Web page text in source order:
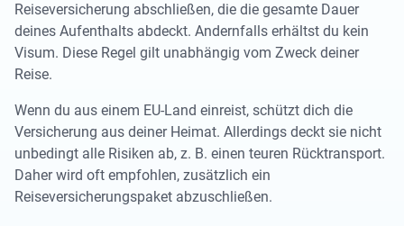
Reiseversicherung abschließen, die die gesamte Dauer
deines Aufenthalts abdeckt. Andernfalls erhältst du kein
Visum. Diese Regel gilt unabhängig vom Zweck deiner
Reise.
Wenn du aus einem EU-Land einreist, schützt dich die
Versicherung aus deiner Heimat. Allerdings deckt sie nicht
unbedingt alle Risiken ab, z. B. einen teuren Rücktransport.
Daher wird oft empfohlen, zusätzlich ein
Reiseversicherungspaket abzuschließen.